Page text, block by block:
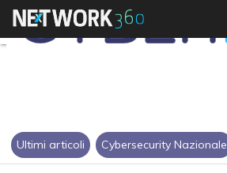
Ultimi articoli Cybersecurity Nazionale